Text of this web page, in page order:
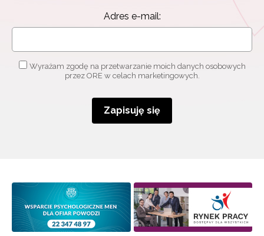
Adres e-mail:
Wyrażam zgodę na przetwarzanie moich danych osobowych
przez ORE w celach marketingowych.
Zapisuję się
o szkoleniach i programach.
Wyrażam zgodę na przetwarzanie moich danych
Zapisuję się